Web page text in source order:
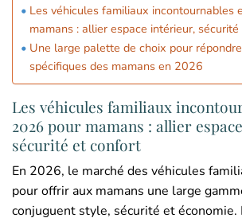
Les véhicules familiaux incontournables
mamans : allier espace intérieur,
Une large palette de choix pour
spécifiques des mamans en 2026
Les véhicules familiaux
2026 pour mamans : allier
sécurité et confort
En 2026, le marché des véhicules
pour offrir aux mamans une large
conjuguent style, sécurité et économie.